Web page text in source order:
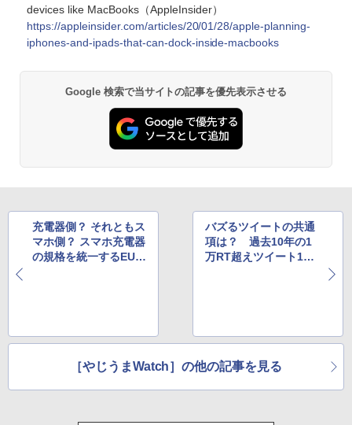
devices like MacBooks（AppleInsider）
https://appleinsider.com/articles/20/01/28/apple-planning-
iphones-and-ipads-that-can-dock-inside-macbooks
Google 検索で当サイトの記事を優先表示させる
充電器側？ それともス
マホ側？ スマホ充電器
の規格を統一するEU決
バズるツイートの共通
項は？ 過去10年の1
万RT超えツイート100
［やじうまWatch］の他の記事を見る